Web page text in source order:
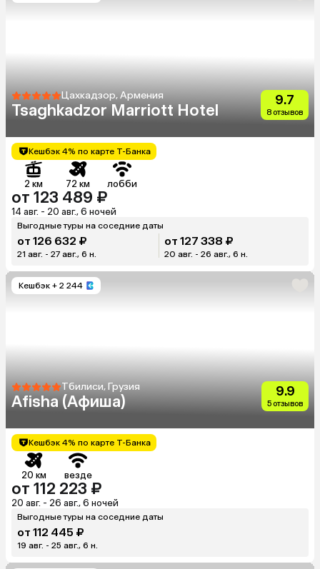
Цахкадзор, Армения
Tsaghkadzor Marriott Hotel
9.7
8 отзывов
Кешбэк 4% по карте Т-Банка
2 км 72 км лобби
от 123 489 ₽
14 авг. - 20 авг., 6 ночей
Выгодные туры на соседние даты
от 126 632 ₽
21 авг. - 27 авг., 6 н.
от 127 338 ₽
20 авг. - 26 авг., 6 н.
Кешбэк + 2 244
Тбилиси, Грузия
Afisha (Афиша)
9.9
5 отзывов
Кешбэк 4% по карте Т-Банка
20 км везде
от 112 223 ₽
20 авг. - 26 авг., 6 ночей
Выгодные туры на соседние даты
от 112 445 ₽
19 авг. - 25 авг., 6 н.